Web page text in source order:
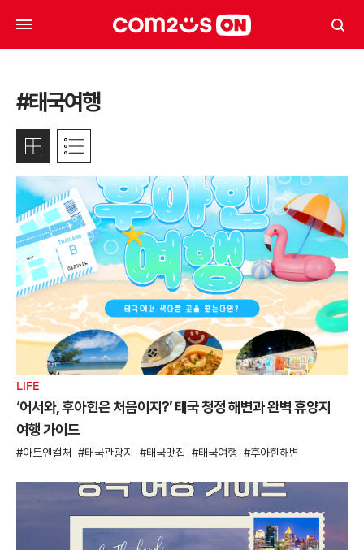
#태국여행
LIFE
‘어서와, 후아힌은 처음이지?’ 태국 청정 해변과 완벽 휴양지
여행 가이드
아트앤컬처 태국관광지 태국맛집 태국여행 후아힌해변